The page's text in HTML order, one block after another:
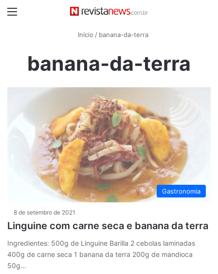
Início / banana-da-terra
banana-da-terra
Gastronomia
8 de setembro de 2021
Linguine com carne seca e banana da terra
Ingredientes: 500g de Linguine Barilla 2 cebolas laminadas
400g de carne seca 1 banana da terra 200g de mandioca
50g…